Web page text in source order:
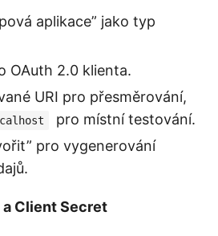
aplikace” jako typ
OAuth 2.0 klienta.
URI pro přesměrování,
pro místní testování.
pro vygenerování
Client Secret